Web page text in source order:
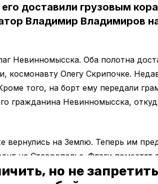
но не
доставили грузовым
Владимир Владимиров
Невинномысска. Оба полотна
космонавту Олегу Скрипочке.
того, на борт ему передали
гражданина Невинномысска,
вернулись на Землю. Теперь им
на Ставрополье. Флаги поместят
на орбите. Таких в мире